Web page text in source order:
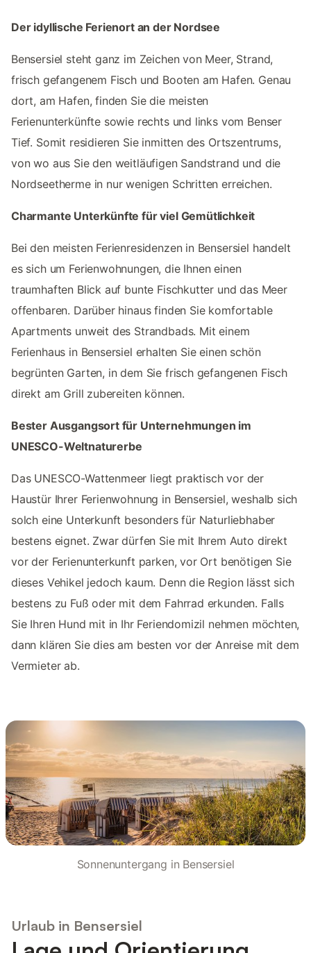
Der idyllische Ferienort an der Nordsee
Bensersiel steht ganz im Zeichen von Meer, Strand,
frisch gefangenem Fisch und Booten am Hafen. Genau
dort, am Hafen, finden Sie die meisten
Ferienunterkünfte sowie rechts und links vom Benser
Tief. Somit residieren Sie inmitten des Ortszentrums,
von wo aus Sie den weitläufigen Sandstrand und die
Nordseetherme in nur wenigen Schritten erreichen.
Charmante Unterkünfte für viel Gemütlichkeit
Bei den meisten Ferienresidenzen in Bensersiel handelt
es sich um Ferienwohnungen, die Ihnen einen
traumhaften Blick auf bunte Fischkutter und das Meer
offenbaren. Darüber hinaus finden Sie komfortable
Apartments unweit des Strandbads. Mit einem
Ferienhaus in Bensersiel erhalten Sie einen schön
begrünten Garten, in dem Sie frisch gefangenen Fisch
direkt am Grill zubereiten können.
Bester Ausgangsort für Unternehmungen im
UNESCO-Weltnaturerbe
Das UNESCO-Wattenmeer liegt praktisch vor der
Haustür Ihrer Ferienwohnung in Bensersiel, weshalb sich
solch eine Unterkunft besonders für Naturliebhaber
bestens eignet. Zwar dürfen Sie mit Ihrem Auto direkt
vor der Ferienunterkunft parken, vor Ort benötigen Sie
dieses Vehikel jedoch kaum. Denn die Region lässt sich
bestens zu Fuß oder mit dem Fahrrad erkunden. Falls
Sie Ihren Hund mit in Ihr Feriendomizil nehmen möchten,
dann klären Sie dies am besten vor der Anreise mit dem
Vermieter ab.
Sonnenuntergang in Bensersiel
Urlaub in Bensersiel